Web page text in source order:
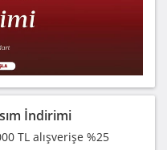
İndirimi
TL alışverişe %25